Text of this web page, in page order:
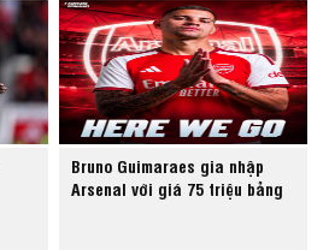
Bruno Guimaraes gia nhập
Arsenal với giá 75 triệu bảng